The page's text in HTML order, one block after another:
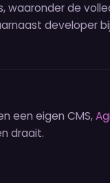
waaronder de
developer
een eigen CMS,
draait.